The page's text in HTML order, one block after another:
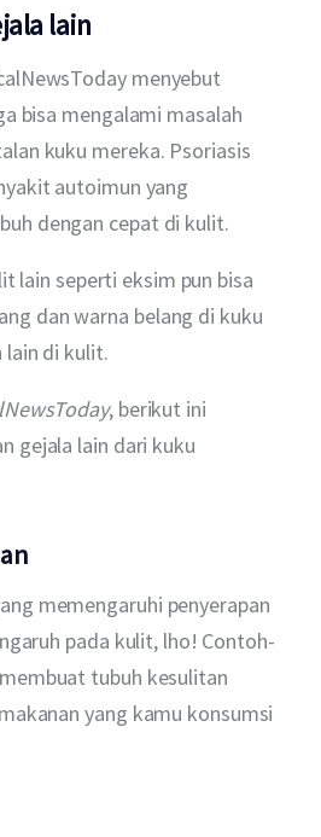
lain
menyebut
bisa mengalami masalah
kuku mereka. Psoriasis
autoimun yang
dengan cepat di kulit.
lain seperti eksim pun bisa
dan warna belang di kuku
lain di kulit.
, berikut ini
gejala lain dari kuku
memengaruhi penyerapan
pada kulit, lho! Contoh-
tubuh kesulitan
yang kamu konsumsi